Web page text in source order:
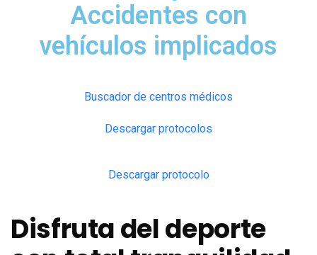
Accidentes con
vehículos implicados
Buscador de centros médicos
Descargar protocolos
Descargar protocolo
Disfruta del deporte